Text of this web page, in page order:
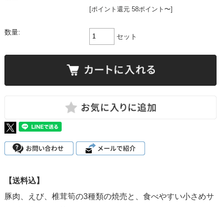
[ポイント還元 58ポイント〜]
数量:
セット
【送料込】
豚肉、えび、椎茸筍の3種類の焼売と、食べやすい小さめサ